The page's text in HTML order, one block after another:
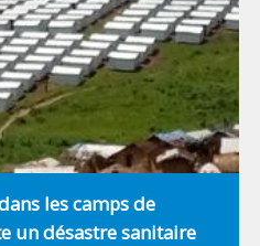
les camps de
un désastre sanitaire